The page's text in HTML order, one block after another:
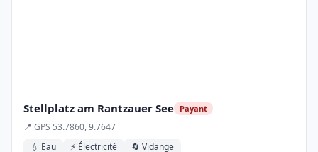
Stellplatz am Rantzauer See Payant
📍 GPS 53.7860, 9.7647
💧 Eau
⚡ Électricité 🔄 Vidange